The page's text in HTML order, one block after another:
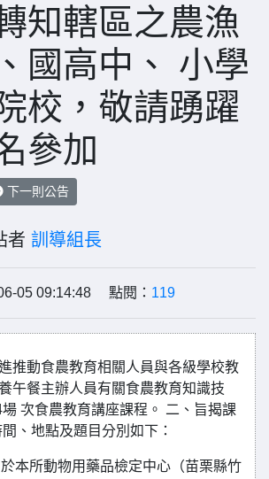
知轄區之農漁
國高中、 小學
校，敬請踴躍
參加
下一則公告
者 訓導組長
05 09:14:48 點閱： 119
推動食農教育相關人員與各級學校教
午餐主辦人員有關食農教育知識技
次食農教育講座課程。 二、旨揭課
、地點及題目分別如下：
本所動物用藥品檢定中心（苗栗縣竹